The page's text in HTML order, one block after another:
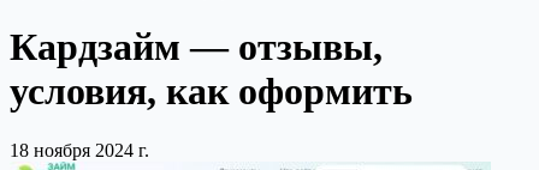
Кардзайм — отзывы,
условия, как оформить
18 ноября 2024 г.